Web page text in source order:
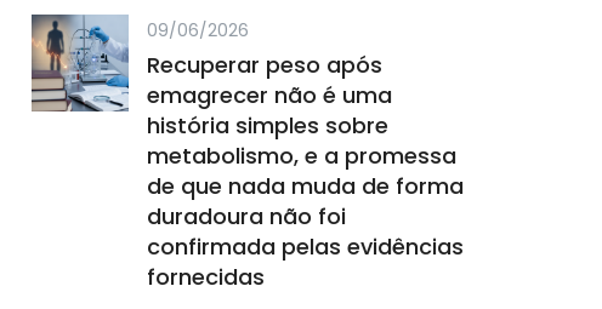
09/06/2026
Recuperar peso após
emagrecer não é uma
história simples sobre
metabolismo, e a promessa
de que nada muda de forma
duradoura não foi
confirmada pelas evidências
fornecidas